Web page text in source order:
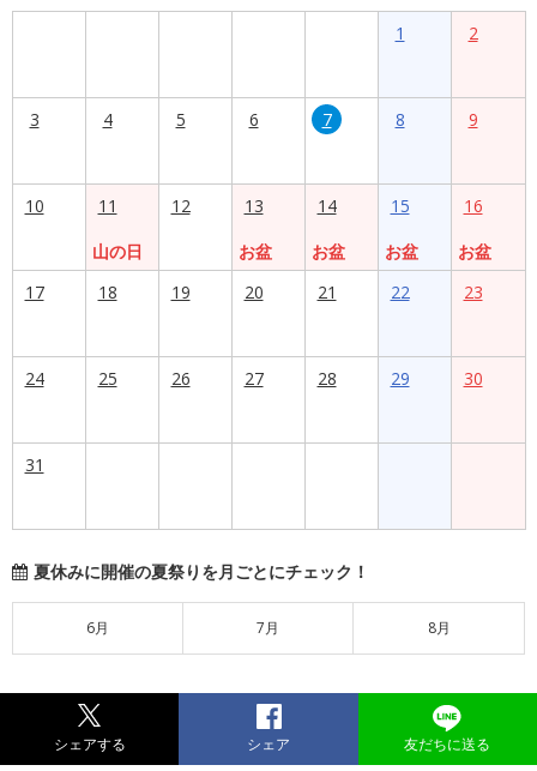
1 2
3 4 5 6 7 8 9
10
11
山の日
12
13
お盆
14
お盆
15
お盆
16
お盆
17
18 19 20 21 22 23
24 25 26 27 28 29 30
31
夏休みに開催の夏祭りを月ごとにチェック！
6月 7月 8月
シェアする シェア 友だちに送る